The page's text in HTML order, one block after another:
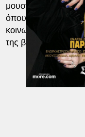
μουσική και τους
όπου η ερμηνεύτρια
κοινωνικές του
της βιώματα που